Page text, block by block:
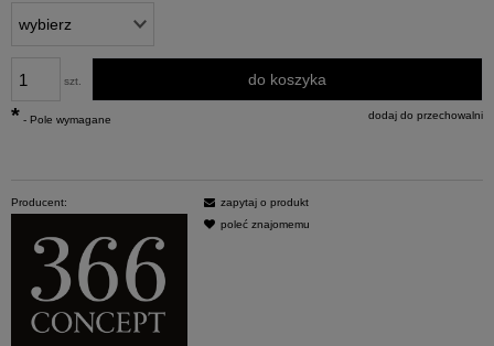
szt. do koszyka
dodaj do przechowalni
* - Pole wymagane
Producent:
zapytaj o produkt
poleć znajomemu